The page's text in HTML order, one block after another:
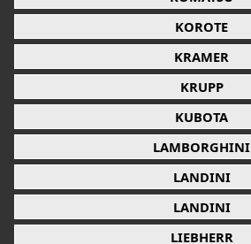
KOROTE
KRAMER
KRUPP
KUBOTA
LAMBORGHINI
LANDINI
LANDINI
LIEBHERR